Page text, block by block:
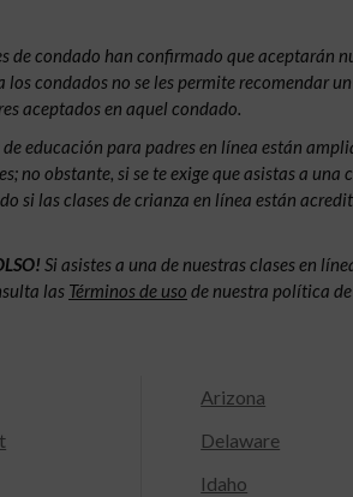
de condado han confirmado que aceptarán
los condados no se les permite recomendar
aceptados en aquel condado.
de educación para padres en línea están
no obstante, si se te exige que asistas a
si las clases de crianza en línea están
Si asistes a una de nuestras clases en
las Términos de uso de nuestra política
Arizona
Delaware
Idaho